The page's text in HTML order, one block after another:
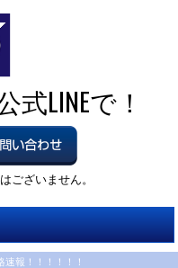
LINEで！
ございません。
速報！！！！！！